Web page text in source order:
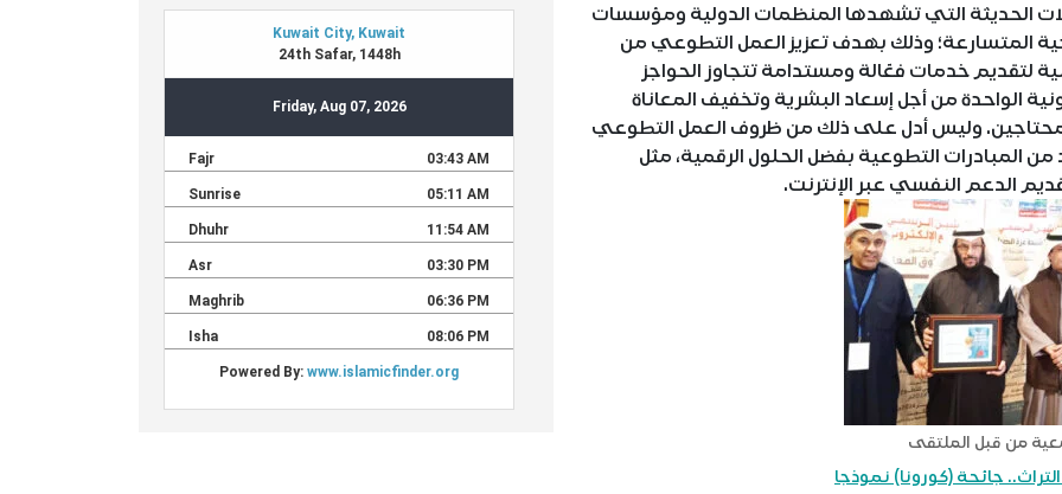
الحديثة التي تشهدها المنظمات الدولية ومؤسسات
المتسارعة؛ وذلك بهدف تعزيز العمل التطوعي من
لتقديم خدمات فعّالة ومستدامة تتجاوز الحواجز
الواحدة من أجل إسعاد البشرية وتخفيف المعاناة
وليس أدل على ذلك من ظروف العمل التطوعي
استمرت العديد من المبادرات التطوعية بفضل الحلول الرقمية، مثل
الدعم النفسي عبر الإنترنت.
من قبل الملتقى
جائحة (كورونا) نموذجا